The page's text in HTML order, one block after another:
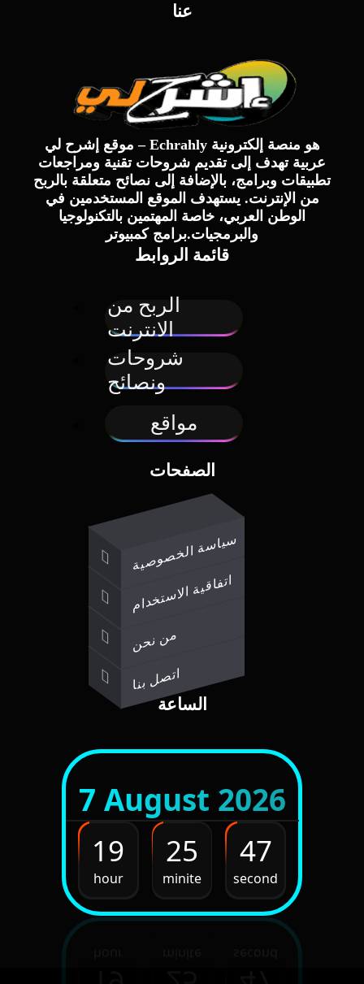
عنا
موقع إشرح لي – Echrahly هو منصة إلكترونية
عربية تهدف إلى تقديم شروحات تقنية ومراجعات
تطبيقات وبرامج، بالإضافة إلى نصائح متعلقة بالربح
من الإنترنت. يستهدف الموقع المستخدمين في
الوطن العربي، خاصة المهتمين بالتكنولوجيا
والبرمجيات.برامج كمبيوتر
قائمة الروابط
الربح من
الانترنت
شروحات
ونصائح
مواقع
الصفحات
سياسة الخصوصية
اتفاقية الاستخدام
من نحن
اتصل بنا
الساعة
7 August 2026
19
hour
25
minite
49
second